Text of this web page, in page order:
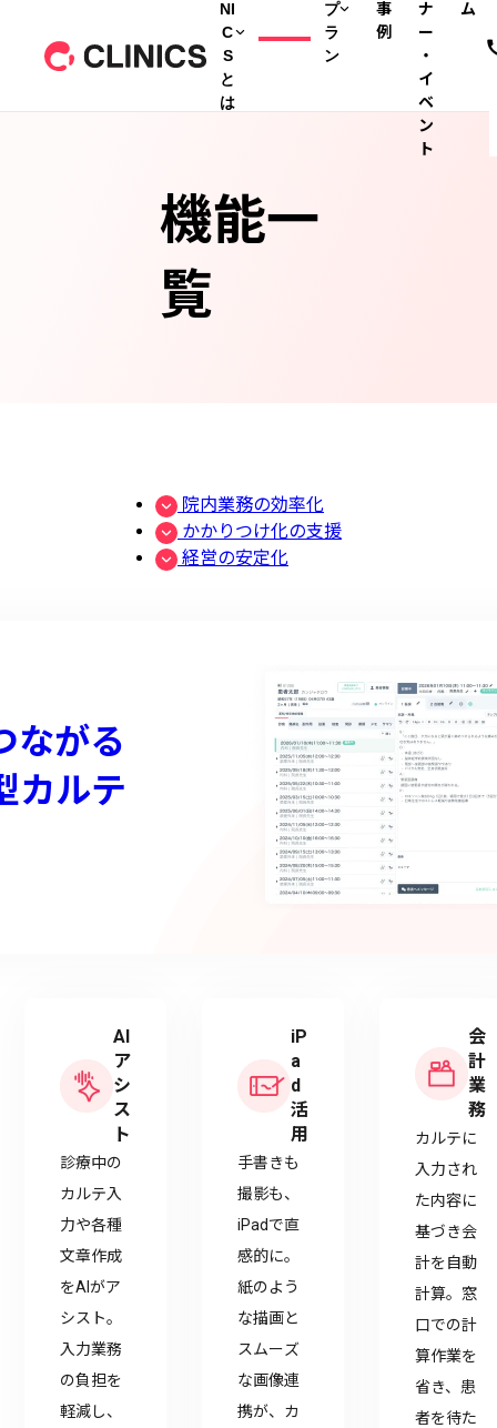
NI
C
S
と
は
プ
ラ
ン
事
例
ナ
ー
・
イ
ベ
ン
ト
ム
機能一
覧
院内業務の効率化
かかりつけ化の支援
経営の安定化
ながる
カルテ
AI
ア
シ
ス
ト
診療中の
カルテ入
力や各種
文章作成
をAIがア
シスト。
入力業務
の負担を
軽減し、
iP
a
d
活
用
手書きも
撮影も、
iPadで直
感的に。
紙のよう
な描画と
スムーズ
な画像連
携が、カ
会
計
業
務
カルテに
入力され
た内容に
基づき会
計を自動
計算。窓
口での計
算作業を
省き、患
者を待た